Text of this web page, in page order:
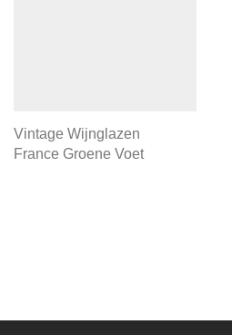
Vintage Wijnglazen
France Groene Voet